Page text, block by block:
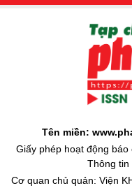
Tên miền:
Giấy phép hoạt động
Thông tin
Cơ quan chủ quản: Viện